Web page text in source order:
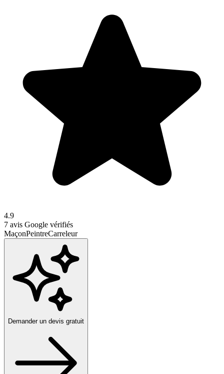
4.9
7 avis Google vérifiés
MaçonPeintreCarreleur
Demander un devis gratuit